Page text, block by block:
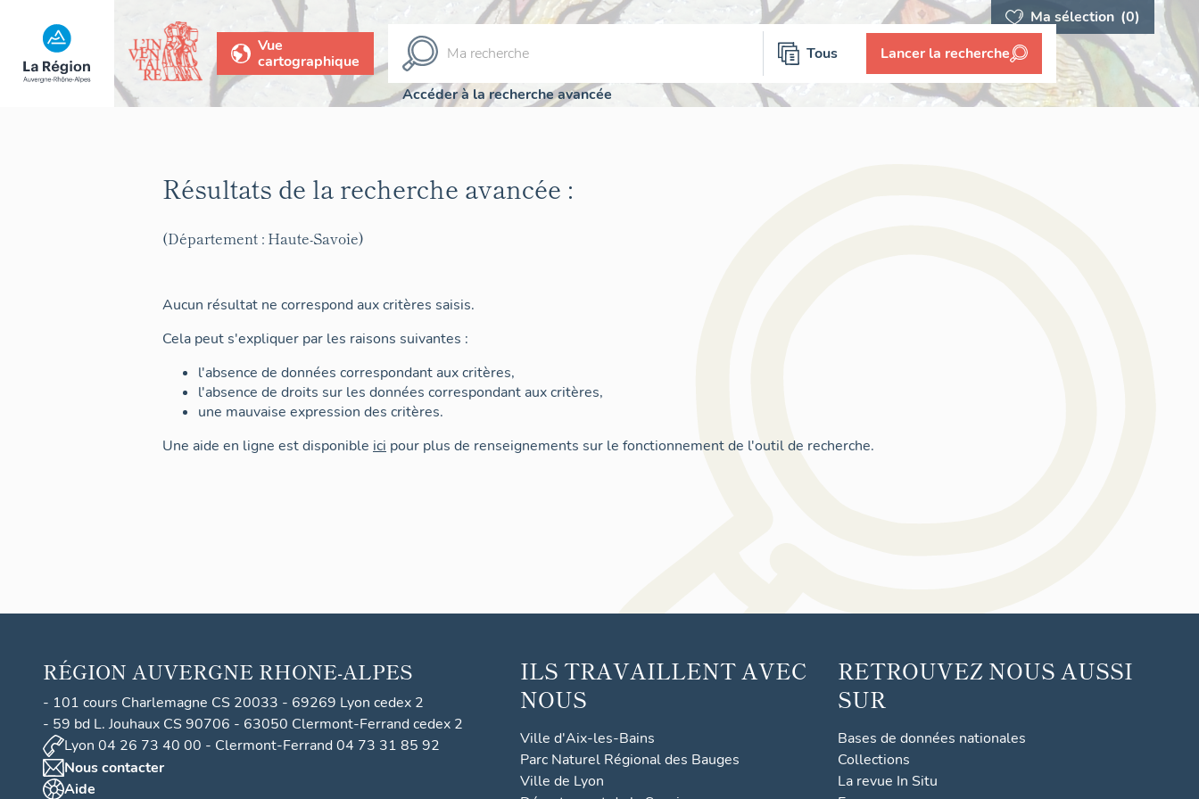
Ma sélection (0)
Vue
cartographique
Tous Lancer la recherche
Accéder à la recherche avancée
Résultats de la recherche avancée :
(Département : Haute-Savoie)
Aucun résultat ne correspond aux critères saisis.
Cela peut s'expliquer par les raisons suivantes :
l'absence de données correspondant aux critères,
l'absence de droits sur les données correspondant aux critères,
une mauvaise expression des critères.
Une aide en ligne est disponible ici pour plus de renseignements sur le fonctionnement de l'outil de recherche.
RÉGION AUVERGNE RHONE-ALPES
- 101 cours Charlemagne CS 20033 - 69269 Lyon cedex 2
- 59 bd L. Jouhaux CS 90706 - 63050 Clermont-Ferrand cedex 2
Lyon 04 26 73 40 00 - Clermont-Ferrand 04 73 31 85 92
Nous contacter
Aide
ILS TRAVAILLENT AVEC
NOUS
Ville d'Aix-les-Bains
Parc Naturel Régional des Bauges
Ville de Lyon
RETROUVEZ NOUS AUSSI
SUR
Bases de données nationales
Collections
La revue In Situ